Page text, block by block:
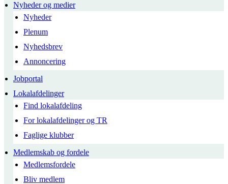
Nyheder og medier
Nyheder
Plenum
Nyhedsbrev
Annoncering
Jobportal
Lokalafdelinger
Find lokalafdeling
For lokalafdelinger og TR
Faglige klubber
Medlemskab og fordele
Medlemsfordele
Bliv medlem